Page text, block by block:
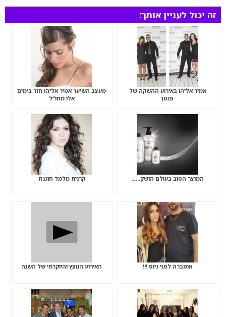
זה יכול לעניין אותך:
אמיר אליהו באירוע ההשקה של
פנטן
מעצב השיער אמיר אליהו חזר בימים
אלו מחו”ל
המוצר הטוב בעולם הושק…… קרנית מלמד חוגגת
אומברה לפני גיוס !!! האירוע הנוצץ והיוקרתי של השנה